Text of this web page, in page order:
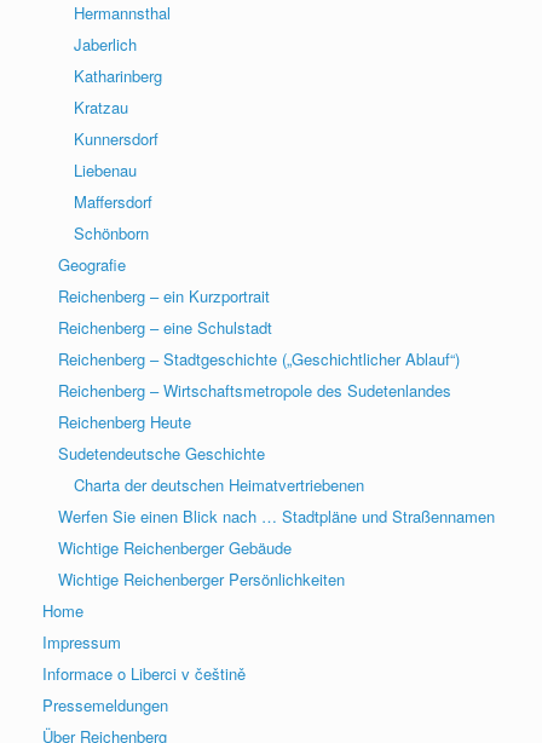
Hermannsthal
Jaberlich
Katharinberg
Kratzau
Kunnersdorf
Liebenau
Maffersdorf
Schönborn
Geografie
Reichenberg – ein Kurzportrait
Reichenberg – eine Schulstadt
Reichenberg – Stadtgeschichte („Geschichtlicher Ablauf“)
Reichenberg – Wirtschaftsmetropole des Sudetenlandes
Reichenberg Heute
Sudetendeutsche Geschichte
Charta der deutschen Heimatvertriebenen
Werfen Sie einen Blick nach … Stadtpläne und Straßennamen
Wichtige Reichenberger Gebäude
Wichtige Reichenberger Persönlichkeiten
Home
Impressum
Informace o Liberci v češtině
Pressemeldungen
Über Reichenberg